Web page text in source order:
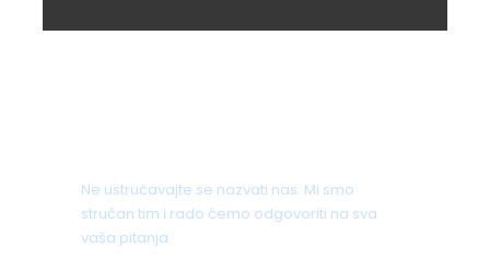
Ne ustručavajte se nazvati nas. Mi smo
stručan tim i rado ćemo odgovoriti na sva
vaša pitanja.
Broj osoba: 2-8
prethodnu najavu od minimalno 5 dana
Ponuda obuhvaća: